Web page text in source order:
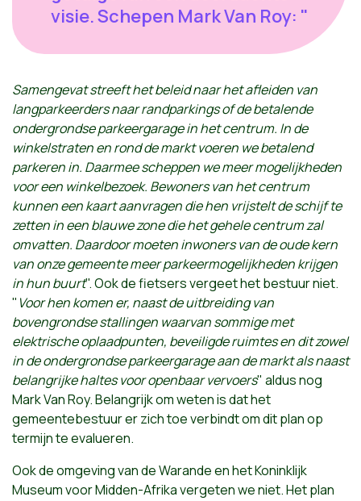
visie. Schepen Mark Van Roy: "
Samengevatstreeft het beleid naar het afleiden van
langparkeerders naar randparkings of de betalende
ondergrondse parkeergarage in het centrum. In de
winkelstraten en rond de markt voeren we betalend
parkeren in. Daarmee scheppen we meer mogelijkheden
voor een winkelbezoek. Bewoners van het centrum
kunnen een kaart aanvragen die hen vrijstelt de schijf te
zetten in een blauwe zone die het gehele centrum zal
omvatten. Daardoor moeten inwoners van de oude kern
van onze gemeente meer parkeermogelijkheden krijgen
in hun buurt". Ook de fietsers vergeet het bestuur niet.
" Voorhen komen er, naast de uitbreiding van
bovengrondse stallingen waarvan sommige met
elektrische oplaadpunten, beveiligde ruimtes en dit zowel
in de ondergrondse parkeergarage aan de markt als naast
belangrijke haltes voor openbaar vervoers" aldus nog
Mark Van Roy. Belangrijk om weten is dat het
gemeentebestuur er zich toe verbindt om dit plan op
termijn te evalueren.
Ook de omgeving van de Warande en het Koninklijk
Museum voor Midden-Afrika vergeten we niet. Het plan